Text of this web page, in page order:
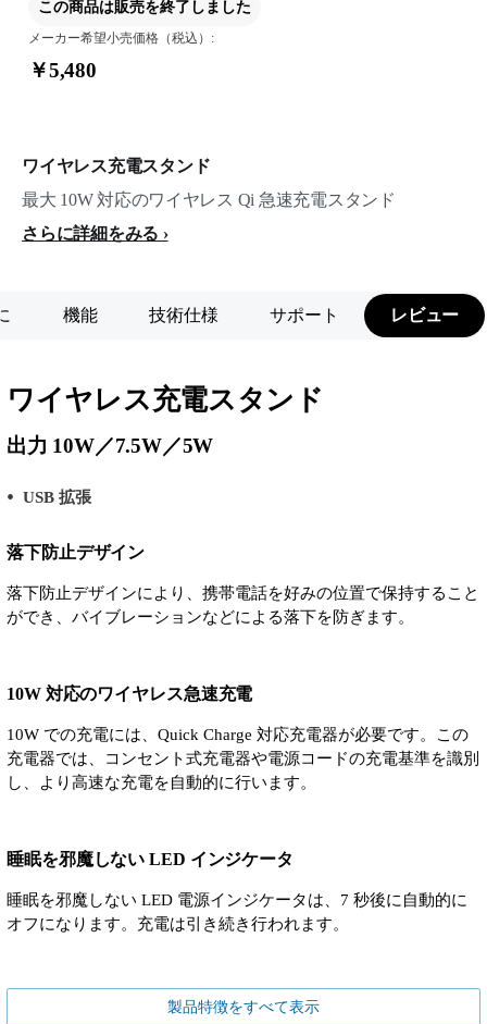
ワイヤレス充電スタンド
最大 10W 対応のワイヤレス Qi 急速充電スタンド
さらに詳細をみる
この商品は販売を終了しました
メーカー希望小売価格（税込）:
￥5,480
機能 技術仕様 サポート レビュー
ワイヤレス充電スタンド
出力 10W／7.5W／5W
USB 拡張
落下防止デザイン
落下防止デザインにより、携帯電話を好みの位置で保持すること
ができ、バイブレーションなどによる落下を防ぎます。
10W 対応のワイヤレス急速充電
10W での充電には、Quick Charge 対応充電器が必要です。この
充電器では、コンセント式充電器や電源コードの充電基準を識別
し、より高速な充電を自動的に行います。
睡眠を邪魔しない LED インジケータ
睡眠を邪魔しない LED 電源インジケータは、7 秒後に自動的に
オフになります。充電は引き続き行われます。
製品特徴をすべて表示